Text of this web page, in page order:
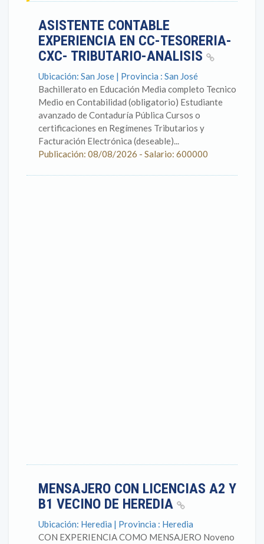
ASISTENTE CONTABLE
EXPERIENCIA EN CC-TESORERIA-
CXC- TRIBUTARIO-ANALISIS
Ubicación: San Jose | Provincia : San José
Bachillerato en Educación Media completo Tecnico
Medio en Contabilidad (obligatorio) Estudiante
avanzado de Contaduría Pública Cursos o
certificaciones en Regímenes Tributarios y
Facturación Electrónica (deseable)...
Publicación: 08/08/2026 - Salario: 600000
MENSAJERO CON LICENCIAS A2 Y
B1 VECINO DE HEREDIA
Ubicación: Heredia | Provincia : Heredia
CON EXPERIENCIA COMO MENSAJERO Noveno